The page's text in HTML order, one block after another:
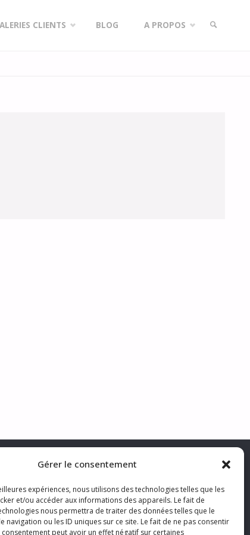
Gérer le consentement
expériences, nous utilisons des technologies telles que les
et/ou accéder aux informations des appareils. Le fait de
nous permettra de traiter des données telles que le
navigation ou les ID uniques sur ce site. Le fait de ne pas consentir
peut avoir un effet négatif sur certaines
CLIENTS BLOG A PROPOS
AUX ACTUS